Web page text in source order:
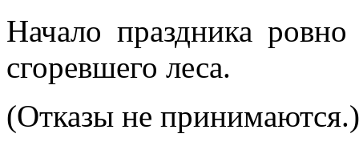
Начало праздника
сгоревшего леса.
(Отказы не принимаются.)